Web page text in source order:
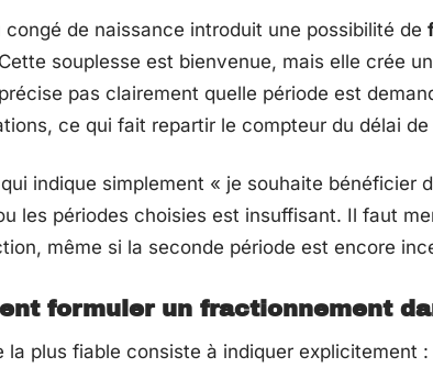
congé de naissance introduit une possibilité de
souplesse est bienvenue, mais elle crée
pas clairement quelle période est
ce qui fait repartir le compteur du délai
indique simplement « je souhaite bénéficier
les périodes choisies est insuffisant. Il faut
même si la seconde période est encore
formuler un fractionnement
la plus fiable consiste à indiquer explicitement :